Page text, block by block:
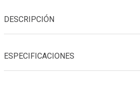
DESCRIPCIÓN
ESPECIFICACIONES